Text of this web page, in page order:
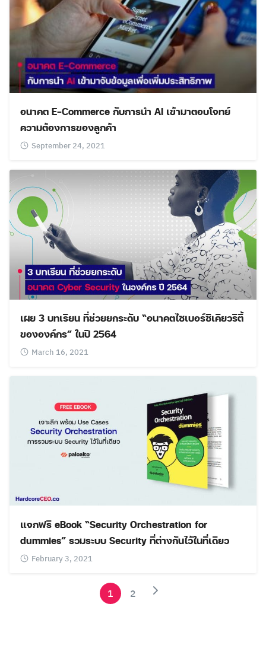
อนาคต E-Commerce กับการนำ AI เข้ามาตอบโจทย์
ความต้องการของลูกค้า
September 24, 2021
เผย 3 บทเรียน ที่ช่วยยกระดับ “อนาคตไซเบอร์ซีเคียวริตี้
ขององค์กร” ในปี 2564
March 16, 2021
แจกฟรี eBook “Security Orchestration for
dummies” รวมระบบ Security ที่ต่างกันไว้ในที่เดียว
February 3, 2021
1 2